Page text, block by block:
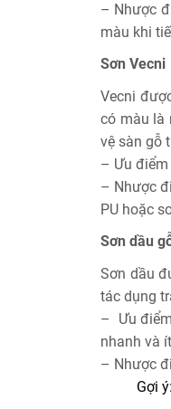
– Nhược
màu khi
Sơn Vecni
Vecni
có màu là
vệ sàn gỗ
– Ưu điểm
– Nhược
PU hoặc
Sơn dầu
Sơn dầu
tác dụng
– Ưu
nhanh và
– Nhược
Gợi ý: